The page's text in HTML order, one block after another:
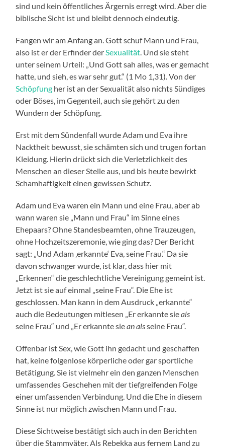
sind und kein öffentliches Ärgernis erregt wird. Aber die
biblische Sicht ist und bleibt dennoch eindeutig.
Fangen wir am Anfang an. Gott schuf Mann und Frau,
also ist er der Erfinder der Sexualität . Und sie steht
unter seinem Urteil: „Und Gott sah alles, was er gemacht
hatte, und sieh, es war sehr gut.“ (1 Mo 1,31). Von der
Schöpfung her ist an der Sexualität also nichts Sündiges
oder Böses, im Gegenteil, auch sie gehört zu den
Wundern der Schöpfung.
Erst mit dem Sündenfall wurde Adam und Eva ihre
Nacktheit bewusst, sie schämten sich und trugen fortan
Kleidung. Hierin drückt sich die Verletzlichkeit des
Menschen an dieser Stelle aus, und bis heute bewirkt
Schamhaftigkeit einen gewissen Schutz.
Adam und Eva waren ein Mann und eine Frau, aber ab
wann waren sie „Mann und Frau“ im Sinne eines
Ehepaars? Ohne Standesbeamten, ohne Trauzeugen,
ohne Hochzeitszeremonie, wie ging das? Der Bericht
sagt: „Und Adam ‚erkannte‘ Eva, seine Frau.“ Da sie
davon schwanger wurde, ist klar, dass hier mit
„Erkennen“ die geschlechtliche Vereinigung gemeint ist.
Jetzt ist sie auf einmal „seine Frau“. Die Ehe ist
geschlossen. Man kann in dem Ausdruck „erkannte“
auch die Bedeutungen mitlesen „Er erkannte sieals
seine Frau“ und „Er erkannte siean alsseine Frau“.
Offenbar ist Sex, wie Gott ihn gedacht und geschaffen
hat, keine folgenlose körperliche oder gar sportliche
Betätigung. Sie ist vielmehr ein den ganzen Menschen
umfassendes Geschehen mit der tiefgreifenden Folge
einer umfassenden Verbindung. Und die Ehe in diesem
Sinne ist nur möglich zwischen Mann und Frau.
Diese Sichtweise bestätigt sich auch in den Berichten
über die Stammväter. Als Rebekka aus fernem Land zu